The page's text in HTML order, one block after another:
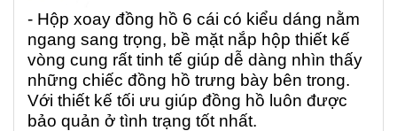
- Hộp xoay đồng hồ 6 cái có kiểu dáng nằm
ngang sang trọng, bề mặt nắp hộp thiết kế
vòng cung rất tinh tế giúp dễ dàng nhìn thấy
những chiếc đồng hồ trưng bày bên trong.
Với thiết kế tối ưu giúp đồng hồ luôn được
bảo quản ở tình trạng tốt nhất.